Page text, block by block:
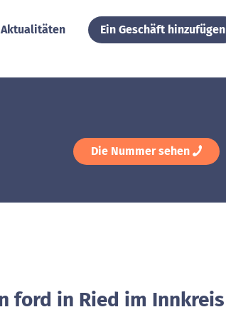
Aktualitäten Ein Geschäft hinzufügen
Die Nummer sehen
ford in Ried im Innkreis